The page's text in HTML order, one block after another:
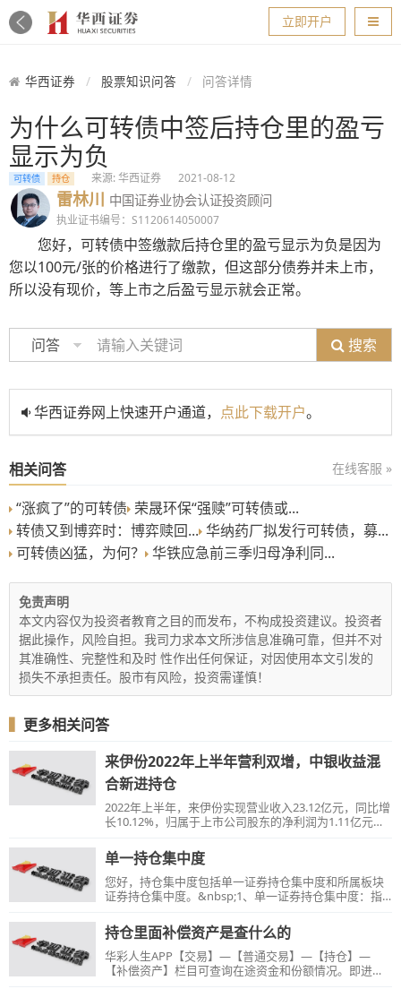
导航
立即开户
华西证券 股票知识问答 问答详情
为什么可转债中签后持仓里的盈亏
显示为负
可转债 持仓 来源: 华西证券 2021-08-12
雷林川 中国证券业协会认证投资顾问
执业证书编号：S1120614050007
您好，可转债中签缴款后持仓里的盈亏显示为负是因为
您以100元/张的价格进行了缴款，但这部分债券并未上市，
所以没有现价，等上市之后盈亏显示就会正常。
问答 搜索
华西证券网上快速开户通道， 点此下载开户。
相关问答 在线客服 »
“涨疯了”的可转债 荣晟环保“强赎”可转债或...
转债又到博弈时：博弈赎回... 华纳药厂拟发行可转债，募...
可转债凶猛，为何？
华铁应急前三季归母净利同...
免责声明
本文内容仅为投资者教育之目的而发布，不构成投资建议。投资者
据此操作，风险自担。我司力求本文所涉信息准确可靠，但并不对
其准确性、完整性和及时 性作出任何保证，对因使用本文引发的
损失不承担责任。股市有风险，投资需谨慎！
▍ 更多相关问答
来伊份2022年上半年营利双增，中银收益混
合新进持仓
2022年上半年，来伊份实现营业收入23.12亿元，同比增
长10.12%，归属于上市公司股东的净利润为1.11亿元，
单一持仓集中度
您好，持仓集中度包括单一证券持仓集中度和所属板块
证券持仓集中度。&nbsp;1、单一证券持仓集中度：指
例。2、所属板块证券持仓集中度：指信用账户持有的科
创板、创业板等其他所属板块证券市值占其信用账户总
资产的比例。
持仓里面补偿资产是查什么的
华彩人生APP【交易】—【普通交易】—【持仓】—
【补偿资产】栏目可查询在途资金和份额情况。即进行